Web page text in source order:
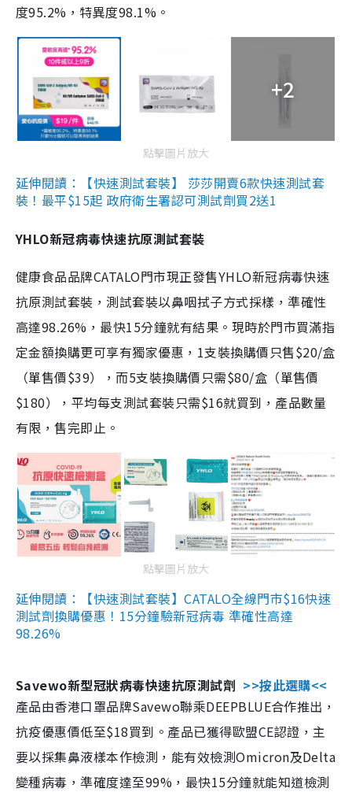
度95.2%，特異度98.1%。
+2
點擊圖片放大
延伸閱讀：【快速測試套裝】 莎莎開賣6款快速測試套
裝！最平$15起 政府衛生署認可測試劑買2送1
YHLO新冠病毒快速抗原測試套裝
健康食品品牌CATALO門市現正發售YHLO新冠病毒快速
抗原測試套裝，測試套裝以鼻咽拭子方式採樣，準確性
高達98.26%，最快15分鐘就有結果。現時於門市買滿指
定金額換購更可享有獨家優惠，1支裝換購價只售$20/盒
（單售價$39），而5支裝換購價只需$80/盒（單售價
$180），平均每支測試套裝只需$16就買到，產品數量
有限，售完即止。
點擊圖片放大
延伸閱讀：【快速測試套裝】CATALO全線門市$16快速
測試劑換購優惠！15分鐘驗新冠病毒 準確性高達
98.26%
Savewo新型冠狀病毒快速抗原測試劑 >>按此選購<<
產品由香港口罩品牌Savewo聯乘DEEPBLUE合作推出，
抗疫優惠價低至$18買到。產品已獲得歐盟CE認證，主
要以採集鼻液樣本作檢測，能有效檢測Omicron及Delta
變種病毒，準確度達至99%，最快15分鐘就能知道檢測